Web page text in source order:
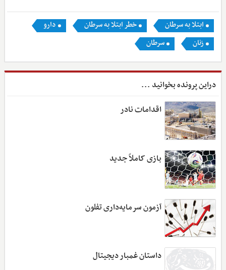
ابتلا به سرطان خطر ابتلا به سرطان
دارو
زنان
سرطان
دراین پرونده بخوانید ...
اقدامات نادر
بازی کاملاً جدید
آزمون سرمایه‌داری تفلون
داستان غمبار دیجیتال